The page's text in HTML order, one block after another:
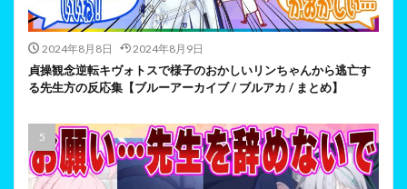
2024年8月8日 2024年8月9日
貞操観念逆転キヴォトスで様子のおかしいリンちゃんから逃亡す
る先生方の反応集【ブルーアーカイブ / ブルアカ / まとめ】